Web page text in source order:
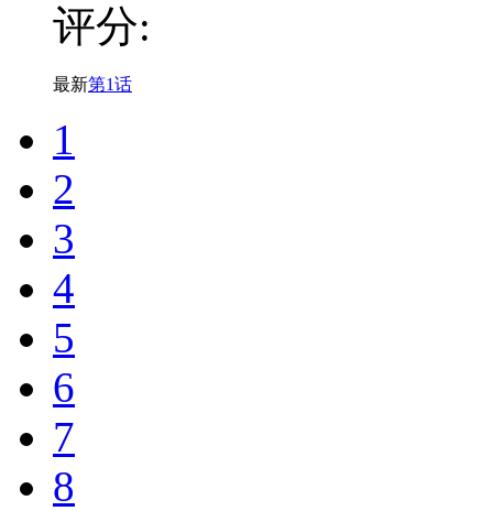
评分:
最新第1话
1
2
3
4
5
6
7
8